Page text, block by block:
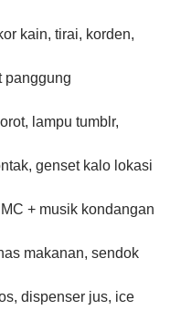
kain, tirai, korden,
panggung
lampu tumblr,
genset kalo lokasi
+ musik kondangan
makanan, sendok
dispenser jus, ice